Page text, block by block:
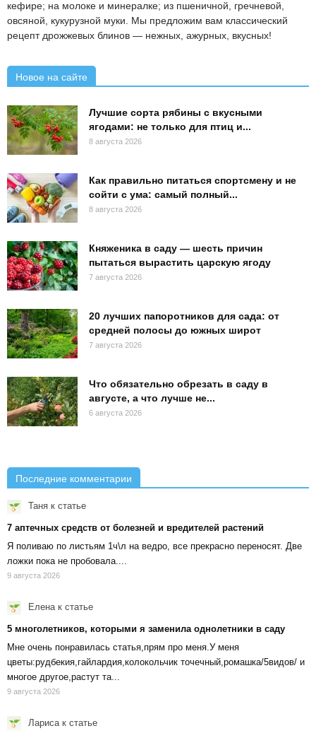
кефире; на молоке и минералке; из пшеничной, гречневой,
овсяной, кукурузной муки. Мы предложим вам классический
рецепт дрожжевых блинов — нежных, ажурных, вкусных!
Новое на сайте
Лучшие сорта рябины с вкусными
ягодами: не только для птиц и...
8 августа 2026
Как правильно питаться спортсмену и не
сойти с ума: самый полный...
8 августа 2026
Княженика в саду — шесть причин
пытаться вырастить царскую ягоду
7 августа 2026
20 лучших папоротников для сада: от
средней полосы до южных широт
7 августа 2026
Что обязательно обрезать в саду в
августе, а что лучше не...
6 августа 2026
Последние комментарии
Таня к статье
7 аптечных средств от болезней и вредителей растений
Я поливаю по листьям 1ч\л на ведро, все прекрасно переносят. Две
ложки пока не пробовала....
9 августа 2026
Еленак статье
5 многолетников, которыми я заменила однолетники в саду
Мне очень понравилась статья,прям про меня.У меня
цветы:рудбекия,гайлардия,колокольчик точечный,ромашка/5видов/ и
многое другое,растут та...
9 августа 2026
Лариса к статье